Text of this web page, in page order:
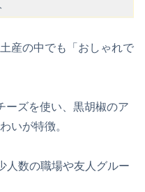
産の中でも「おしゃれで
ーズを使い、黒胡椒のア
いが特徴。
人数の職場や友人グルー